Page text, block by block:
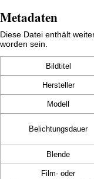
Metadaten
Diese Datei enthält
worden sein.
Bildtitel
Hersteller
Modell
Belichtungsdauer
Blende
Film- oder